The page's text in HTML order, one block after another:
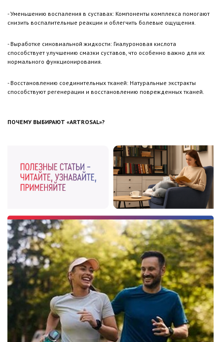
- Уменьшению воспаления в суставах: Компоненты комплекса помогают
снизить воспалительные реакции и облегчить болевые ощущения.
- Выработке синовиальной жидкости: Гиалуроновая кислота
способствует улучшению смазки суставов, что особенно важно для их
нормального функционирования.
- Восстановлению соединительных тканей: Натуральные экстракты
способствуют регенерации и восстановлению поврежденных тканей.
ПОЧЕМУ ВЫБИРАЮТ «ARTROSAL»?